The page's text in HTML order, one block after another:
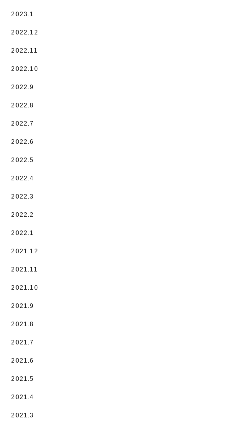
2023.1
2022.12
2022.11
2022.10
2022.9
2022.8
2022.7
2022.6
2022.5
2022.4
2022.3
2022.2
2022.1
2021.12
2021.11
2021.10
2021.9
2021.8
2021.7
2021.6
2021.5
2021.4
2021.3